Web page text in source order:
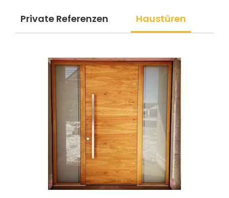
Private Referenzen Haustüren